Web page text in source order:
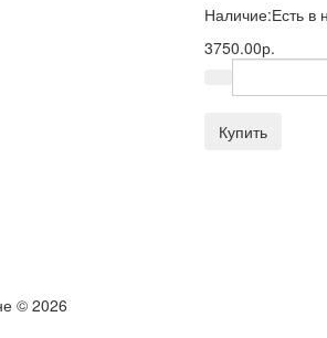
Наличие:Есть в
3750.00р.
Купить
© 2026